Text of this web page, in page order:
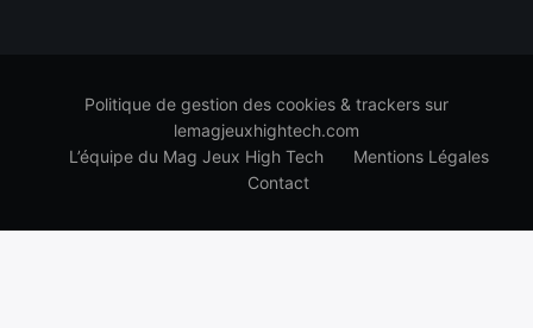
Politique de gestion des cookies & trackers sur
lemagjeuxhightech.com
L’équipe du Mag Jeux High Tech
Mentions Légales
Contact